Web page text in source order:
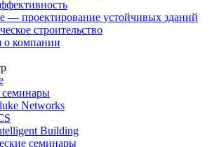
— проектирование устойчивых зданий
строительство
о компании
Networks
Building
семинары